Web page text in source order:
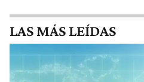
LAS MÁS LEÍDAS